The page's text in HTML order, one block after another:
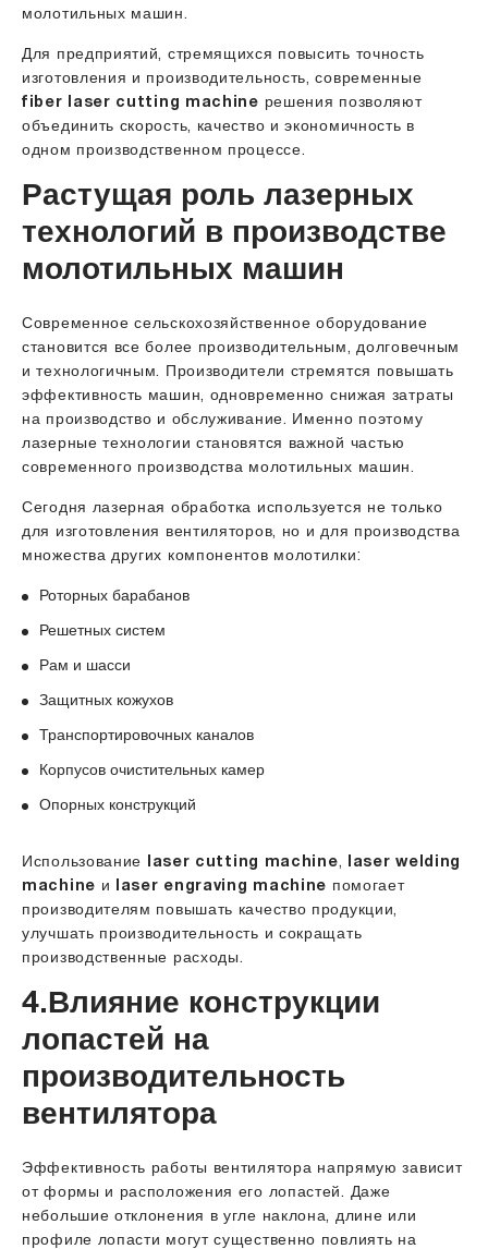
молотильных машин.
Для предприятий, стремящихся повысить точность
изготовления и производительность, современные
fiber laser cutting machine решения позволяют
объединить скорость, качество и экономичность в
одном производственном процессе.
Растущая роль лазерных
технологий в производстве
молотильных машин
Современное сельскохозяйственное оборудование
становится все более производительным, долговечным
и технологичным. Производители стремятся повышать
эффективность машин, одновременно снижая затраты
на производство и обслуживание. Именно поэтому
лазерные технологии становятся важной частью
современного производства молотильных машин.
Сегодня лазерная обработка используется не только
для изготовления вентиляторов, но и для производства
множества других компонентов молотилки:
Роторных барабанов
Решетных систем
Рам и шасси
Защитных кожухов
Транспортировочных каналов
Корпусов очистительных камер
Опорных конструкций
Использование laser cutting machine, laser welding
machine и laser engraving machine помогает
производителям повышать качество продукции,
улучшать производительность и сокращать
производственные расходы.
4.Влияние конструкции
лопастей на
производительность
вентилятора
Эффективность работы вентилятора напрямую зависит
от формы и расположения его лопастей. Даже
небольшие отклонения в угле наклона, длине или
профиле лопасти могут существенно повлиять на